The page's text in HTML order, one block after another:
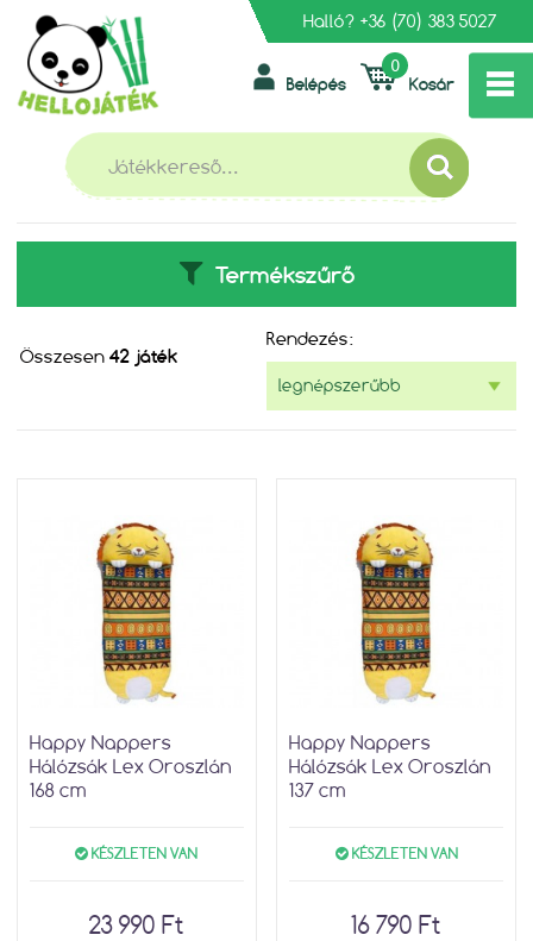
Halló? +36 (70) 383 5027
Kosár
0
Belépés
UTAZÁS
Termékszűrő
Összesen 42 játék
Rendezés:
Happy Nappers
Hálózsák Lex Oroszlán
168 cm
KÉSZLETEN VAN
23 990 Ft
Happy Nappers
Hálózsák Lex Oroszlán
137 cm
KÉSZLETEN VAN
16 790 Ft